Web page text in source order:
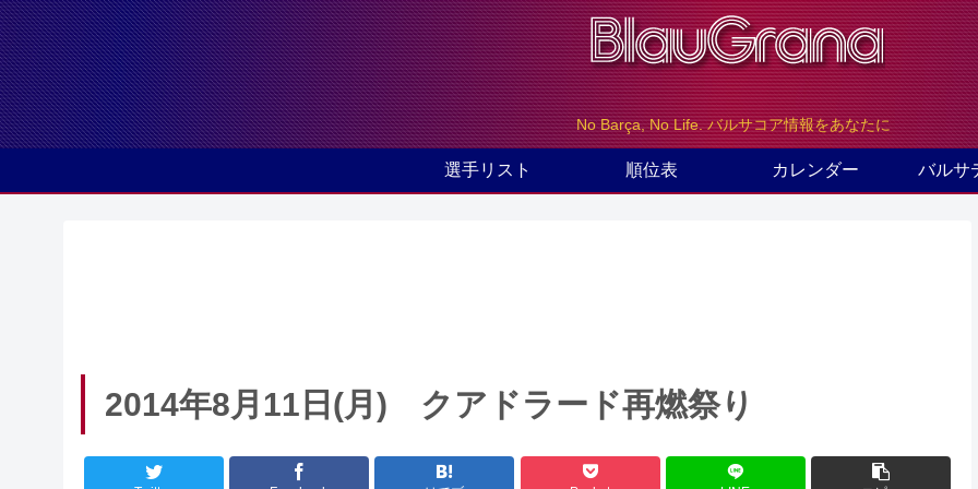
No Barça, No Life. バルサコア情報をあなたに
選手リスト 順位表 カレンダー バルサ
2014年8月11日(月) クアドラード再燃祭り